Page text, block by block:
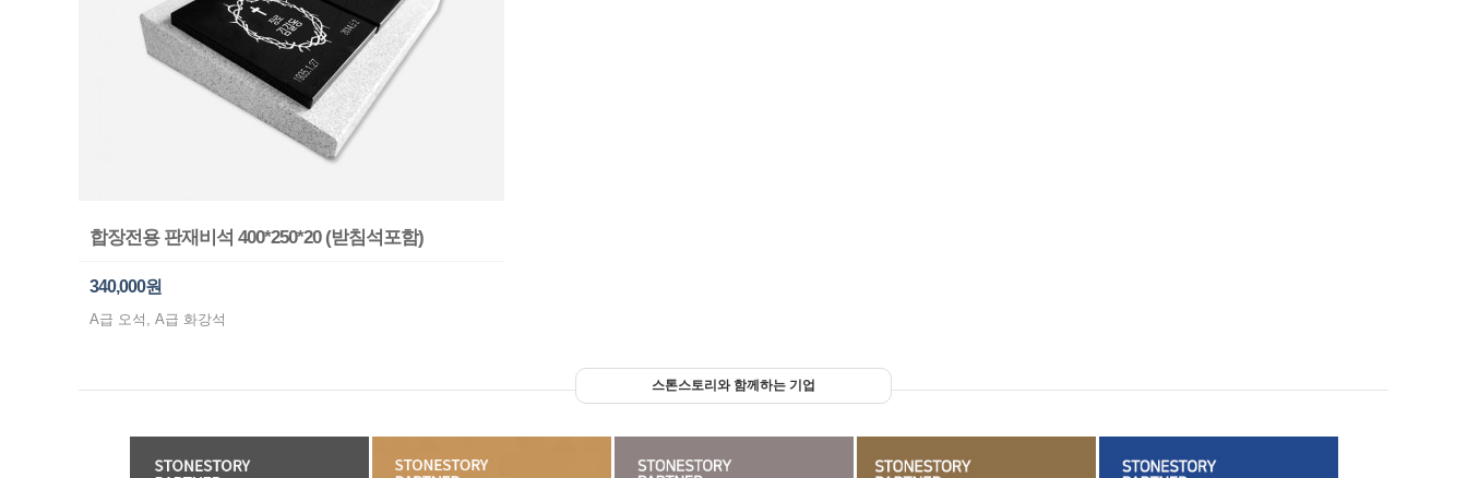
합장전용 판재비석 400*250*20 (받침석포함)
340,000원
A급 오석, A급 화강석
스톤스토리와 함께하는 기업